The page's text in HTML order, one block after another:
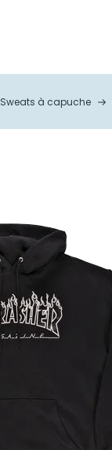
Sweats à capuche